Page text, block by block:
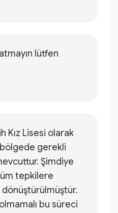
lütfen
Kız Lisesi olarak
bölgede gerekli
Şimdiye
tepkilere
bu süreci